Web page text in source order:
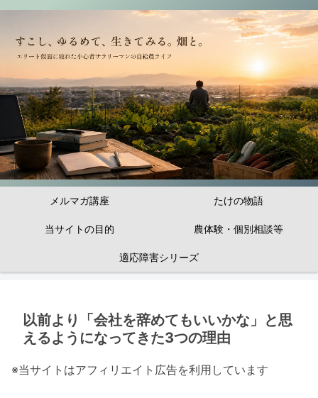
メルマガ講座 たけの物語
当サイトの目的 農体験・個別相談等
適応障害シリーズ
以前より「会社を辞めてもいいかな」と思
えるようになってきた3つの理由
※当サイトはアフィリエイト広告を利用しています